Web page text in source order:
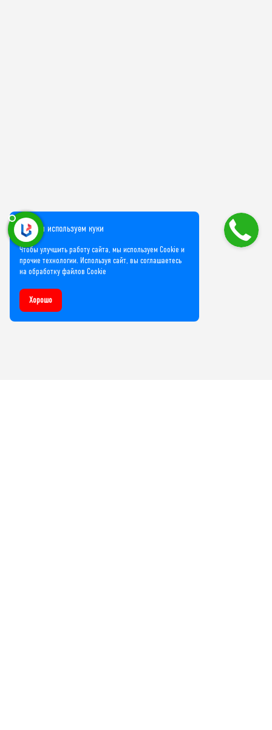
Мы используем куки
Чтобы улучшить работу сайта, мы используем Cookie и
прочие технологии. Используя сайт, вы соглашаетесь
на обработку файлов Cookie
Хорошо